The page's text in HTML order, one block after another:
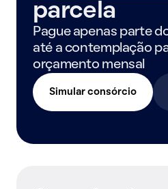
parcela
Pague apenas parte
até a contemplação
orçamento mensal
Simular consórcio